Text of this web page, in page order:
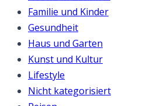
Familie und Kinder
Gesundheit
Haus und Garten
Kunst und Kultur
Lifestyle
Nicht kategorisiert